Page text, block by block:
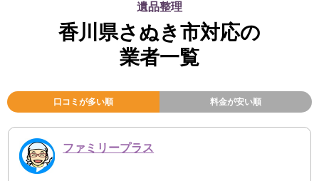
遺品整理
香川県さぬき市対応の
業者一覧
口コミが多い順 料金が安い順
ファミリープラス